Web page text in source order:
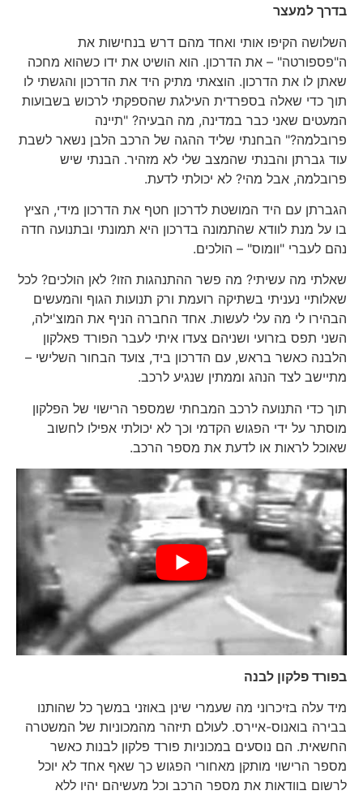
בדרך למעצר
השלושה הקיפו אותי ואחד מהם דרש בנחישות את
ה"פספורטה" – את הדרכון. הוא הושיט את ידו כשהוא מחכה
שאתן לו את הדרכון. הוצאתי מתיק היד את הדרכון והגשתי לו
תוך כדי שאלה בספרדית העילגת שהספקתי לרכוש בשבועות
המעטים שאני כבר במדינה, מה הבעיה? "תיינה
פרובלמה?" הבחנתי שליד ההגה של הרכב הלבן נשאר לשבת
עוד גברתן והבנתי שהמצב שלי לא מזהיר. הבנתי שיש
פרובלמה, אבל מהי? לא יכולתי לדעת.
הגברתן עם היד המושטת לדרכון חטף את הדרכון מידי, הציץ
בו על מנת לוודא שהתמונה בדרכון היא תמונתי ובתנועה חדה
נהם לעברי "וומוס" – הולכים.
שאלתי מה עשיתי? מה פשר ההתנהגות הזו? לאן הולכים? לכל
שאלותיי נעניתי בשתיקה רועמת ורק תנועות הגוף והמעשים
הבהירו לי מה עלי לעשות. אחד החברה הניף את המוצ'ילה,
השני תפס בזרועי ושניהם צעדו איתי לעבר הפורד פאלקון
הלבנה כאשר בראש, עם הדרכון ביד, צועד הבחור השלישי –
מתיישב לצד הנהג וממתין שנגיע לרכב.
תוך כדי התנועה לרכב המבחתי שמספר הרישוי של הפלקון
מוסתר על ידי הפגוש הקדמי וכך לא יכולתי אפילו לחשוב
שאוכל לראות או לדעת את מספר הרכב.
בפורד פלקון לבנה
מיד עלה בזיכרוני מה שעמרי שינן באוזני במשך כל שהותנו
בבירה בואנוס-איירס. לעולם תיזהר מהמכוניות של המשטרה
החשאית. הם נוסעים במכוניות פורד פלקון לבנות כאשר
מספר הרישוי מותקן מאחורי הפגוש כך שאף אחד לא יוכל
לרשום בוודאות את מספר הרכב וכל מעשיהם יהיו ללא